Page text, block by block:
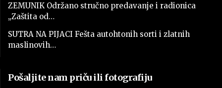
ZEMUNIK Održano stručno predavanje i radionica
„Zaštita od…
SUTRA NA PIJACI Fešta autohtonih sorti i zlatnih
maslinovih…
Pošaljite nam priču ili fotografiju